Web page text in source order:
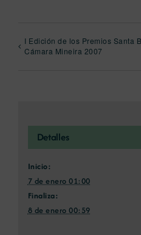
I Edición de los Premios Santa
Cámara Mineira 2007
Detalles
Inicio:
7 de enero 01:00
Finaliza:
8 de enero 00:59